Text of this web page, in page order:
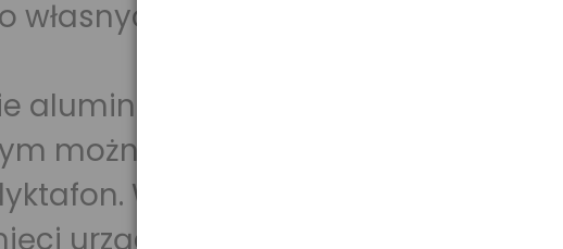
upodobań
aluminiowej z klawiszami typu
można oglądać zdjęcia, filmy.
W wolnej chwili można się
urządzenia.